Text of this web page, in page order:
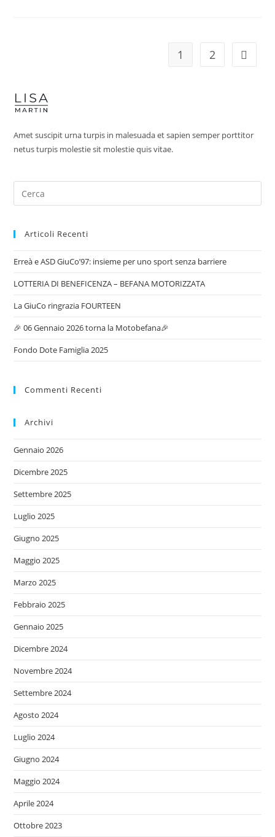
1 2
Amet suscipit urna turpis in malesuada et sapien semper porttitor
netus turpis molestie sit molestie quis vitae.
Articoli Recenti
Erreà e ASD GiuCo’97: insieme per uno sport senza barriere
LOTTERIA DI BENEFICENZA – BEFANA MOTORIZZATA
La GiuCo ringrazia FOURTEEN
🎉 06 Gennaio 2026 torna la Motobefana🎉
Fondo Dote Famiglia 2025
Commenti Recenti
Archivi
Gennaio 2026
Dicembre 2025
Settembre 2025
Luglio 2025
Giugno 2025
Maggio 2025
Marzo 2025
Febbraio 2025
Gennaio 2025
Dicembre 2024
Novembre 2024
Settembre 2024
Agosto 2024
Luglio 2024
Giugno 2024
Maggio 2024
Aprile 2024
Ottobre 2023